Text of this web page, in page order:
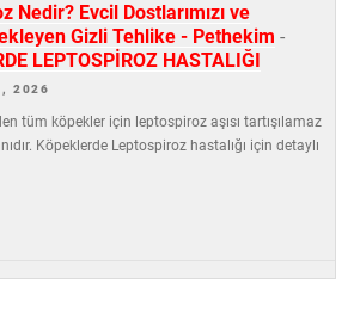
Nedir? Evcil Dostlarımızı ve
Gizli Tehlike - Pethekim -
LEPTOSPİROZ HASTALIĞI
2026
tüm köpekler için leptospiroz aşısı tartışılamaz
Köpeklerde Leptospiroz hastalığı için detaylı